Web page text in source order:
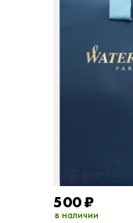
500₽
в наличии